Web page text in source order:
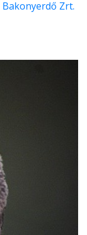
Bakonyerdő Zrt.